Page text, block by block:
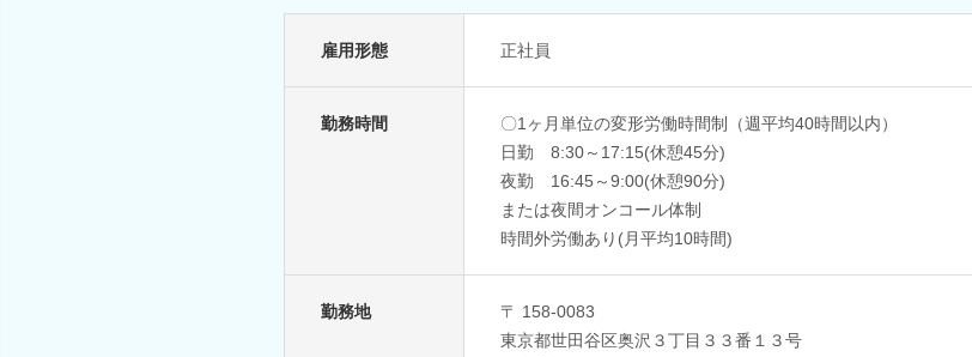
雇用形態 正社員
勤務時間
〇1ヶ月単位の変形労働時間制（週平均40時間以内）
日勤 8:30～17:15(休憩45分)
夜勤 16:45～9:00(休憩90分)
または夜間オンコール体制
時間外労働あり(月平均10時間)
勤務地
〒 158-0083
東京都世田谷区奥沢３丁目３３番１３号